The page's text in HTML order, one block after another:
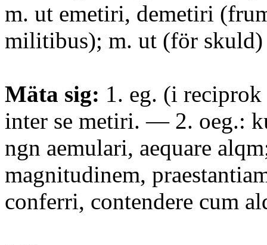
m. ut emetiri, demetiri
militibus); m. ut (för skuld)
Mäta sig: 1. eg. (i
inter se metiri. — 2. oeg.:
ngn aemulari, aequare
magnitudinem,
conferri, contendere cum